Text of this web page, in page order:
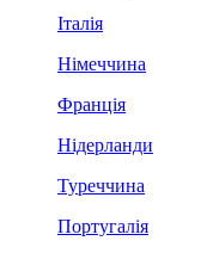
Італія
Німеччина
Франція
Нідерланди
Туреччина
Португалія